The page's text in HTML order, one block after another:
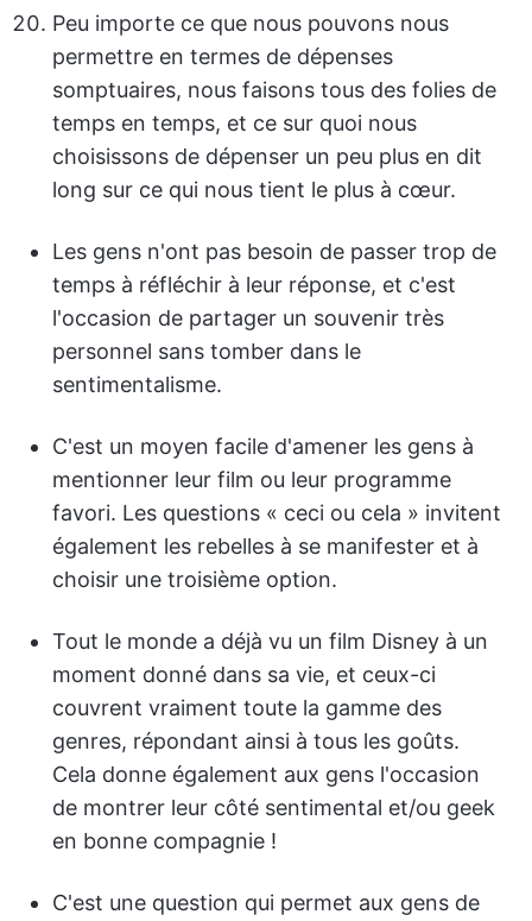
Peu importe ce que nous pouvons nous
permettre en termes de dépenses
somptuaires, nous faisons tous des folies de
temps en temps, et ce sur quoi nous
choisissons de dépenser un peu plus en dit
long sur ce qui nous tient le plus à cœur.
Les gens n'ont pas besoin de passer trop de
temps à réfléchir à leur réponse, et c'est
l'occasion de partager un souvenir très
personnel sans tomber dans le
sentimentalisme.
C'est un moyen facile d'amener les gens à
mentionner leur film ou leur programme
favori. Les questions « ceci ou cela » invitent
également les rebelles à se manifester et à
choisir une troisième option.
Tout le monde a déjà vu un film Disney à un
moment donné dans sa vie, et ceux-ci
couvrent vraiment toute la gamme des
genres, répondant ainsi à tous les goûts.
Cela donne également aux gens l'occasion
de montrer leur côté sentimental et/ou geek
en bonne compagnie !
C'est une question qui permet aux gens de